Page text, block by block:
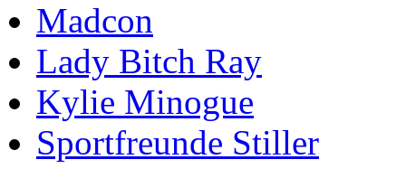
Madcon
Lady Bitch Ray
Kylie Minogue
Sportfreunde Stiller